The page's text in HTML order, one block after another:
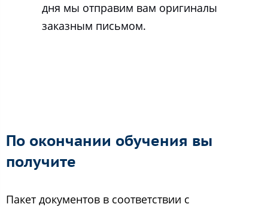
дня мы отправим вам оригиналы
заказным письмом.
По окончании обучения вы
получите
Пакет документов в соответствии с